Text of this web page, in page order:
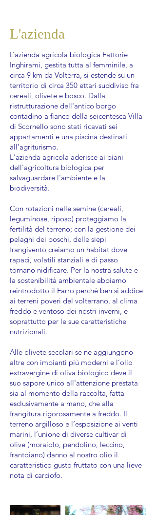
L'azienda
L’azienda agricola biologica Fattorie
Inghirami, gestita tutta al femminile, a
circa 9 km da Volterra, si estende su un
territorio di circa 350 ettari suddiviso fra
cereali, olivete e bosco. Dalla
ristrutturazione dell'antico borgo
contadino a fianco della seicentesca Villa
di Scornello sono stati ricavati sei
appartamenti e una piscina destinati
all’agriturismo.
L'azienda agricola aderisce ai piani
dell'agricoltura biologica per
salvaguardare l'ambiente e la
biodiversità.
Con rotazioni nelle semine (cereali,
leguminose, riposo) proteggiamo la
fertilità del terreno; con la gestione dei
pelaghi dei boschi, delle siepi
frangivento creiamo un habitat dove
rapaci, volatili stanziali e di passo
tornano nidificare. Per la nostra salute e
la sostenibilità ambientale abbiamo
reintrodotto il Farro perché ben si addice
ai terreni poveri del volterrano, al clima
freddo e ventoso dei nostri inverni, e
soprattutto per le sue caratteristiche
nutrizionali.
Alle olivete secolari se ne aggiungono
altre con impianti più moderni e l’olio
extravergine di oliva biologico deve il
suo sapore unico all'attenzione prestata
sia al momento della raccolta, fatta
esclusivamente a mano, che alla
frangitura rigorosamente a freddo. Il
terreno argilloso e l’esposizione ai venti
marini, l’unione di diverse cultivar di
olive (moraiolo, pendolino, leccino,
frantoiano) danno al nostro olio il
caratteristico gusto fruttato con una lieve
nota di carciofo.